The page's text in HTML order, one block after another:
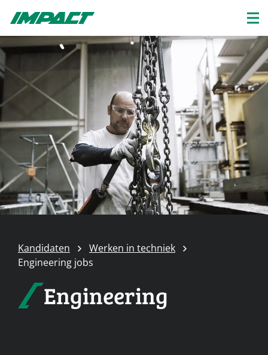
Kandidaten
Werken in techniek
Engineering jobs
Engineering